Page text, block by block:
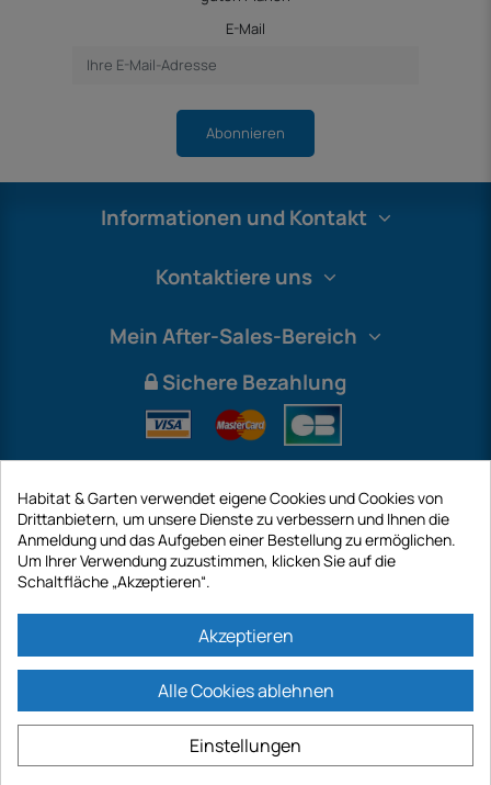
E-Mail
Abonnieren
Informationen und Kontakt
Kontaktiere uns
Mein After-Sales-Bereich
Sichere Bezahlung
International
einem Kapital von 187 203,29 €, 32 Rue de Paradis - PARIS 75010
(FRANKREICH). GECODIS.SA wurde am 11.04.1998 gegründet und ist eine
Tochtergesellschaft der ODAYA ​​HOLDING mit einem Kapital von 2.750.640,00
Habitat & Garten verwendet eigene Cookies und Cookies von
Drittanbietern, um unsere Dienste zu verbessern und Ihnen die
Anmeldung und das Aufgeben einer Bestellung zu ermöglichen.
Um Ihrer Verwendung zuzustimmen, klicken Sie auf die
Schaltfläche „Akzeptieren“.
Akzeptieren
Alle Cookies ablehnen
Einstellungen